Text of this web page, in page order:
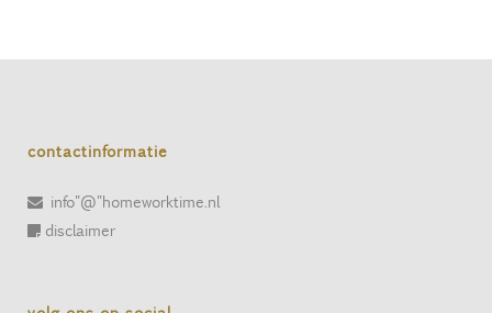
contactinformatie
info"@"homeworktime.nl
disclaimer